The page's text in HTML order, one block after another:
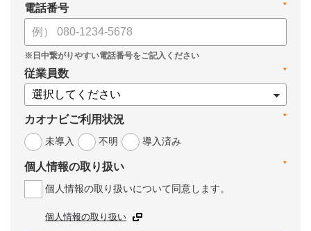
*
電話番号
*
従業員数
*
カオナビご利用状況
未導入
不明 導入済み
*
個人情報の取り扱い
個人情報の取り扱いについて同意します。
個人情報の取り扱い